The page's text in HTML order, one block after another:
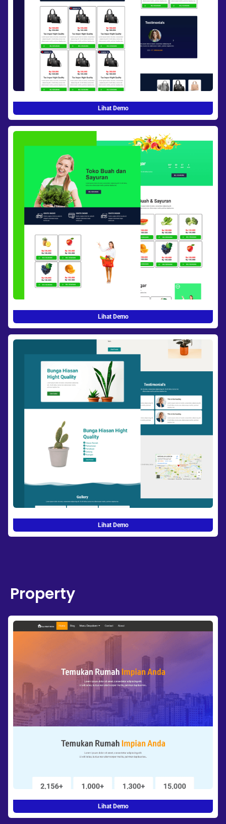
Lihat Demo
Lihat Demo
Lihat Demo
Property
Lihat Demo